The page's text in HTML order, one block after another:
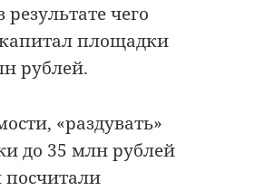
чего
площадки
рублей.
«раздувать»
до 35 млн рублей
посчитали